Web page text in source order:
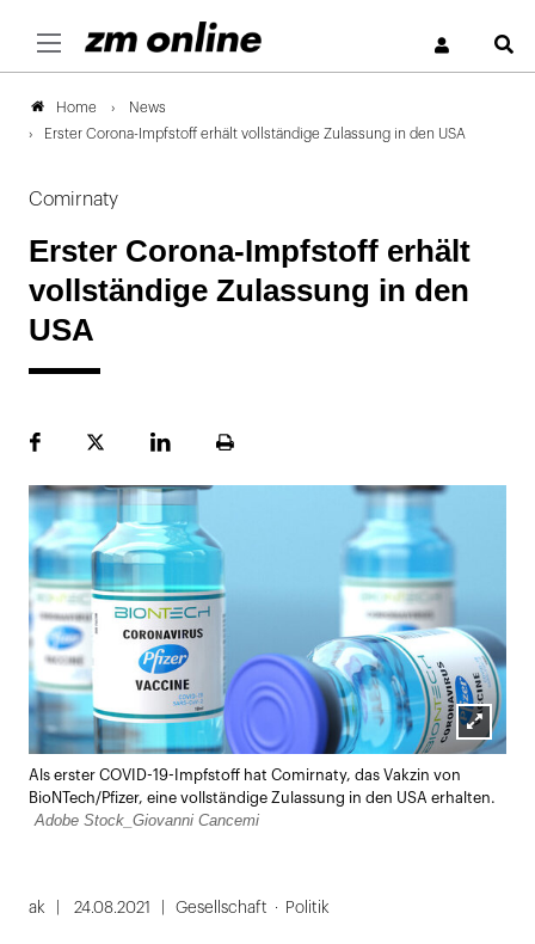
Home
News
Erster Corona-Impfstoff erhält vollständige Zulassung in den USA
Comirnaty
Erster Corona-Impfstoff erhält
vollständige Zulassung in den
USA
FacebookPlattformLinekdInSeite
Lightbox
öffnen
Als erster COVID-19-Impfstoff hat Comirnaty, das Vakzin von
BioNTech/Pfizer, eine vollständige Zulassung in den USA erhalten.
Adobe Stock_Giovanni Cancemi
ak 24.08.2021 Gesellschaft Politik